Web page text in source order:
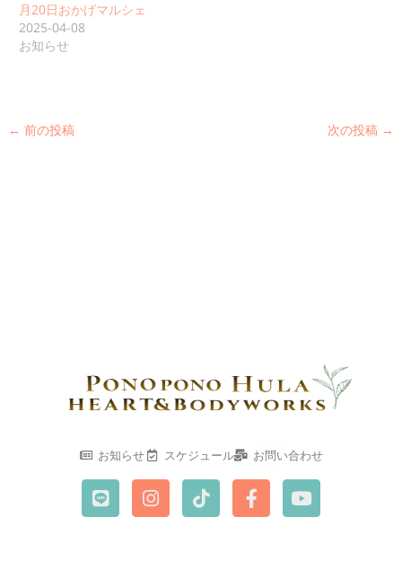
月20日おかげマルシェ
2025-04-08
お知らせ
← 前の投稿 次の投稿 →
お知らせ スケジュール お問い合わせ
L
i
n
I
n
s
T
i
k
F
a
c
Y
o
u